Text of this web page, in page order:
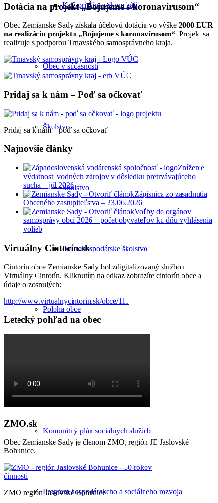
Kríž pri Šintavskom háji
Obec v súčasnosti
Školstvo
Školstvo
Poľnohospodárske školstvo
Poloha obce
Komunitný plán sociálnych služieb
Program hospodárskeho a sociálneho rozvoja
Dotácia na projekt „Bojujeme s koronavírusom“
Obec Zemianske Sady získala účelovú dotáciu vo výške 2000 EUR
na realizáciu projektu „Bojujeme s koronavírusom“. Projekt sa
realizuje s podporou Trnavského samosprávneho kraja.
Pridaj sa k nám – Poď sa očkovať
Pridaj sa k nám – poď sa očkovať
Najnovšie články
Zníženie
výdatnosti vodných zdrojov v dôsledku pretrvávajúceho
sucha – júl 2026
Zápisnica zo zasadnutia
Obecného zastupiteľstva – 23.06.2026
Voľby do orgánov
samosprávy obcí 2026 – počet obyvateľov ku dňu vyhlásenia
volieb
Virtuálny Cintorín.sk
Cintorín obce Zemianske Sady bol zdigitalizovaný službou
Virtuálny Cintorín. Kliknutím na odkaz zobrazíte cintorín obce a
údaje o zosnulých:
http://www.virtualnycintorin.sk/obce/111
Letecký pohľad na obec
ZMO.sk
Obec Zemianske Sady je členom ZMO, región JE Jaslovské
Bohunice.
ZMO región Jaslovské Bohunice